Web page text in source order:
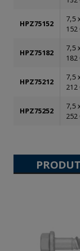
HPZ75152
7,5
HPZ75182
7,5
HPZ75212
7,5
HPZ75252
7,5